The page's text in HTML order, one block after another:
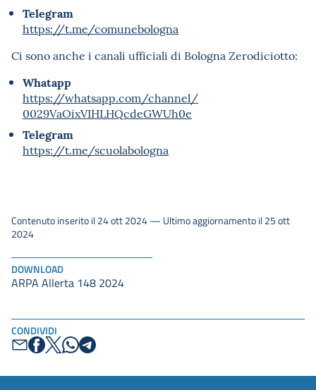
CONDIVIDI
Telegram
https://t.me/comunebologna
Ci sono anche i canali ufficiali di Bologna Zerodiciotto:
Whatapp
https://whatsapp.com/channel/
0029VaOixVIHLHQcdeGWUh0e
Telegram
https://t.me/scuolabologna
DOWNLOAD
ARPA Allerta 148 2024
Contenuto inserito il 24 ott 2024 — Ultimo aggiornamento il 25 ott
2024